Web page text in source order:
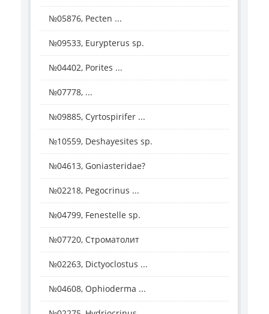
№05876, Pecten ...
№09533, Eurypterus sp.
№04402, Porites ...
№07778, ...
№09885, Cyrtospirifer ...
№10559, Deshayesites sp.
№04613, Goniasteridae?
№02218, Pegocrinus ...
№04799, Fenestelle sp.
№07720, Строматолит
№02263, Dictyoclostus ...
№04608, Ophioderma ...